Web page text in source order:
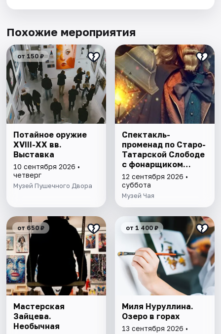
Похожие мероприятия
от 150 ₽
Потайное оружие
XVIII-XX вв.
Выставка
10 сентября 2026 •
четверг
Музей Пушечного Двора
Спектакль-
променад по Старо-
Татарской Слободе
с фонарщиком
Фаролеро
12 сентября 2026 •
суббота
Музей Чая
от 650 ₽
Мастерская
Зайцева.
Необычная
от 1 400 ₽
Миля Нуруллина.
Озеро в горах
13 сентября 2026 •